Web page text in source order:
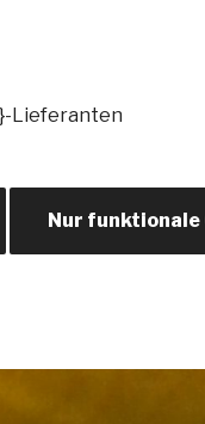
Lieferanten
Nur funktionale